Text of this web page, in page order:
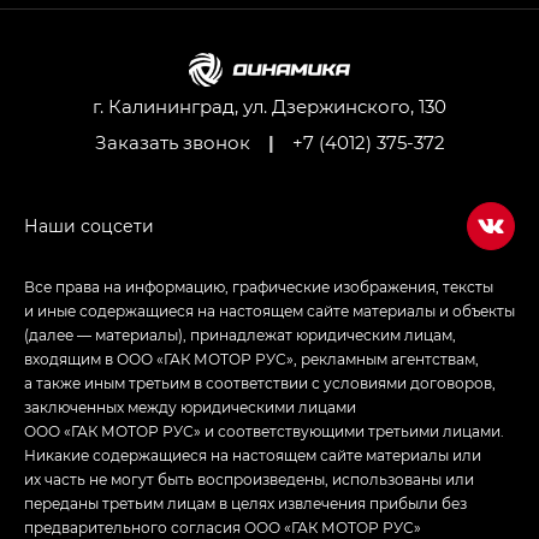
Джи Ти — GT, Джи Икс — GX,
Джи Икс ПРЕМИУМ — GX PREMIUM, ЛАУНЖ —
LOUNGE
Empow — Эмпау (Empow) в комплектации
г. Калининград, ул. Дзержинского, 130
Заказать звонок
| +7 (4012) 375-372
Все права на информацию, графические изображения, тексты
и иные содержащиеся на настоящем сайте материалы и объекты
(далее — материалы), принадлежат юридическим лицам,
входящим в ООО «ГАК МОТОР РУС», рекламным агентствам,
а также иным третьим в соответствии с условиями договоров,
заключенных между юридическими лицами
ООО «ГАК МОТОР РУС» и соответствующими третьими лицами.
Никакие содержащиеся на настоящем сайте материалы или
их часть не могут быть воспроизведены, использованы или
переданы третьим лицам в целях извлечения прибыли без
предварительного согласия ООО «ГАК МОТОР РУС»